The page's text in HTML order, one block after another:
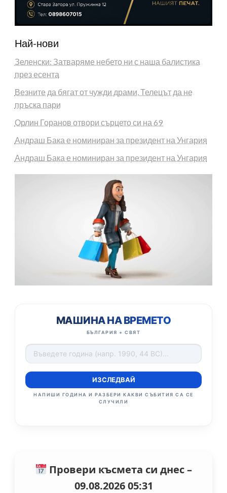
Най-нови
Зеленски: Затваряме небето ни с наша балистика
през есента
Везните да бягат от чужди драми, Телецът да не
пръска пари
Орлин Горанов отвори сърцето си на 69
Андраш Бака е номиниран за президент на Унгария
Андраш Бака е номиниран за президент на Унгария
МАШИНА НА ВРЕМЕТО
БЪЛГАРИЯ + СВЯТ
ИЗСЛЕДВАЙ
НАПИШИ ГОДИНА И РАЗБЕРИ КАКВИ СЪБИТИЯ СА СЕ
СЛУЧИЛИ
Провери късмета си днес –
09.08.2026 05:31